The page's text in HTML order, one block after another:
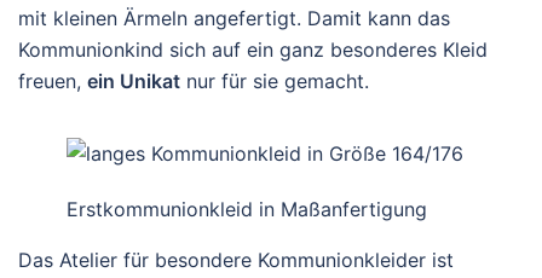
mit kleinen Ärmeln angefertigt. Damit kann das
Kommunionkind sich auf ein ganz besonderes Kleid
freuen, ein Unikat nur für sie gemacht.
Erstkommunionkleid in Maßanfertigung
Das Atelier für besondere Kommunionkleider ist